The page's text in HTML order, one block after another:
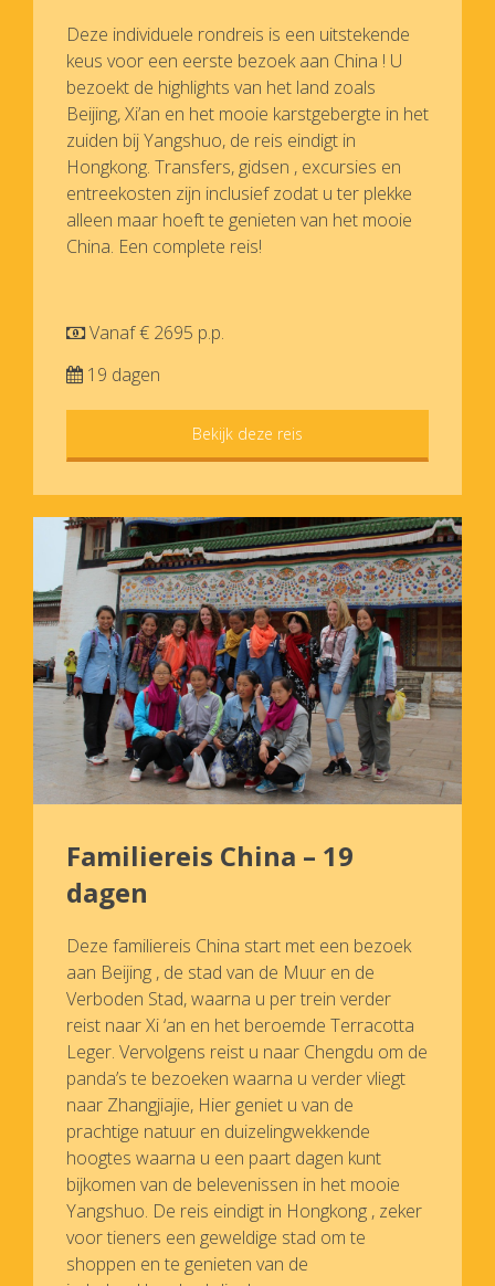
Deze individuele rondreis is een uitstekende
keus voor een eerste bezoek aan China ! U
bezoekt de highlights van het land zoals
Beijing, Xi’an en het mooie karstgebergte in het
zuiden bij Yangshuo, de reis eindigt in
Hongkong. Transfers, gidsen , excursies en
entreekosten zijn inclusief zodat u ter plekke
alleen maar hoeft te genieten van het mooie
China. Een complete reis!
Vanaf € 2695 p.p.
19 dagen
Bekijk deze reis
Familiereis China – 19
dagen
Deze familiereis China start met een bezoek
aan Beijing , de stad van de Muur en de
Verboden Stad, waarna u per trein verder
reist naar Xi ‘an en het beroemde Terracotta
Leger. Vervolgens reist u naar Chengdu om de
panda’s te bezoeken waarna u verder vliegt
naar Zhangjiajie, Hier geniet u van de
prachtige natuur en duizelingwekkende
hoogtes waarna u een paart dagen kunt
bijkomen van de belevenissen in het mooie
Yangshuo. De reis eindigt in Hongkong , zeker
voor tieners een geweldige stad om te
shoppen en te genieten van de